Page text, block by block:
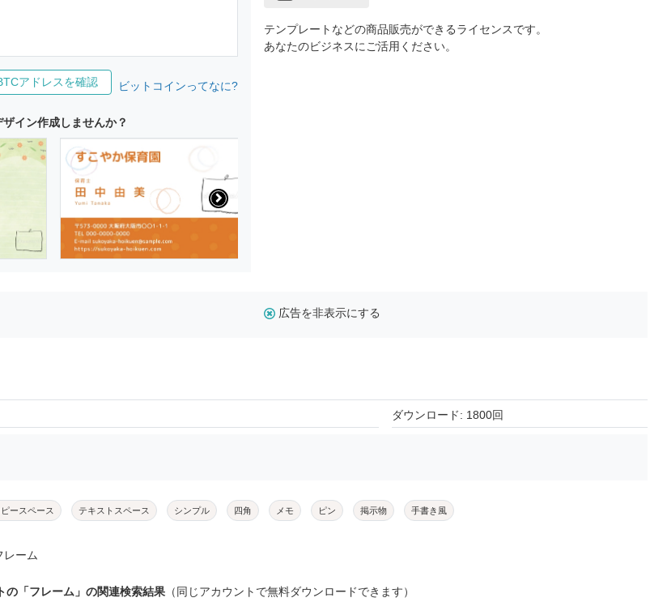
アドレスを確認 ビットコインってなに?
イン作成しませんか？
テンプレートなどの商品販売ができるライセンスです。
あなたのビジネスにご活用ください。
広告を非表示にする
ダウンロード: 1800回
ピースペース テキストスペース シンプル 四角 メモ ピン 掲示物 手書き風
レーム
の「フレーム」の関連検索結果 （同じアカウントで無料ダウンロードできます）